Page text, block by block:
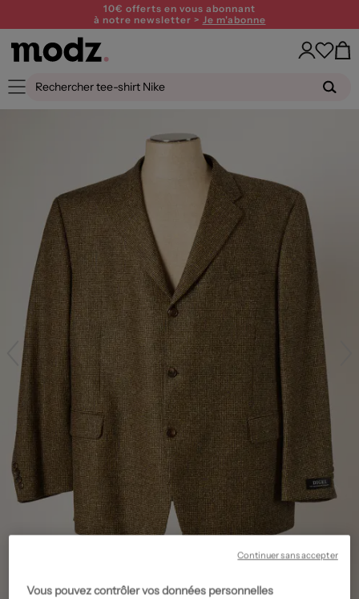
10€ offerts en vous abonnant
à notre newsletter > Je m'abonne
Vous pouvez contrôler vos données personnelles
Continuer sans accepter